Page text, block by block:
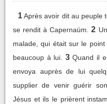
1 Après avoir dit au peuple
se rendit à Capernaüm.
2
malade, qui était sur le
beaucoup à lui.
3 Quand il
envoya auprès de lui
supplier de venir guérir son
Jésus et ils le prièrent